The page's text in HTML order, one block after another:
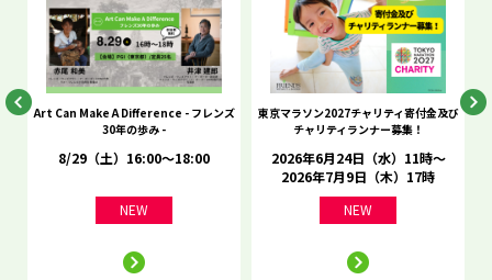
Art Can Make A Difference - フレンズ
30年の歩み -
8/29（土）16:00～18:00
NEW
東京マラソン2027チャリティ寄付金及び
チャリティランナー募集！
2026年6月24日（水）11時～
2026年7月9日（木）17時
NEW